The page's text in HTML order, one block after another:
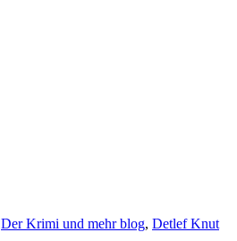
Der Krimi und mehr blog, Detlef Knut